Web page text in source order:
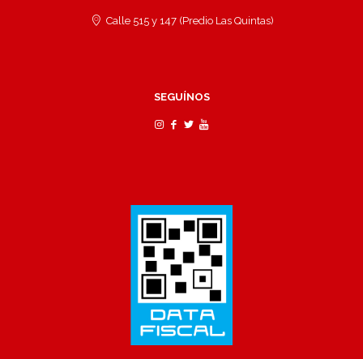
Calle 515 y 147 (Predio Las Quintas)
SEGUÍNOS